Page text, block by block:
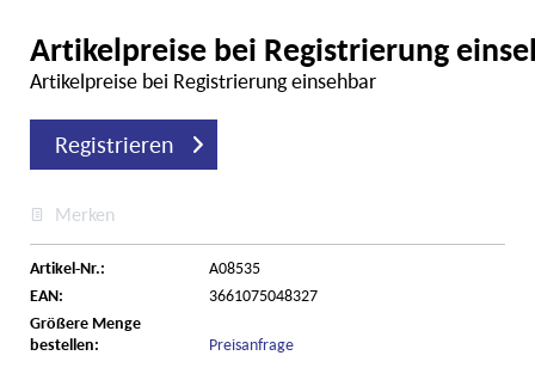
Artikelpreise bei Registrierung
Artikelpreise bei Registrierung einsehbar
Registrieren
Merken
Artikel-Nr.:
A08535
EAN:
3661075048327
Größere Menge
bestellen:
Preisanfrage